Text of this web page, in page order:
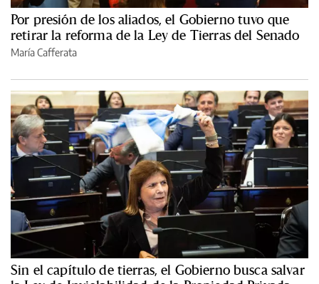
Por presión de los aliados, el Gobierno tuvo que
retirar la reforma de la Ley de Tierras del Senado
María Cafferata
Sin el capítulo de tierras, el Gobierno busca salvar